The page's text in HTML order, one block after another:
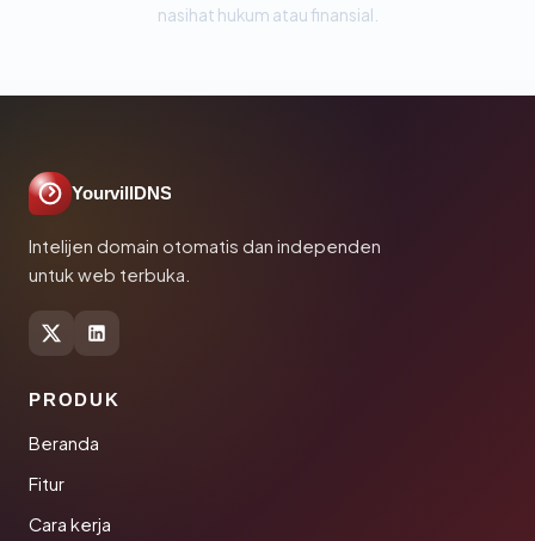
nasihat hukum atau finansial.
YourvillDNS
Intelijen domain otomatis dan independen
untuk web terbuka.
PRODUK
Beranda
Fitur
Cara kerja